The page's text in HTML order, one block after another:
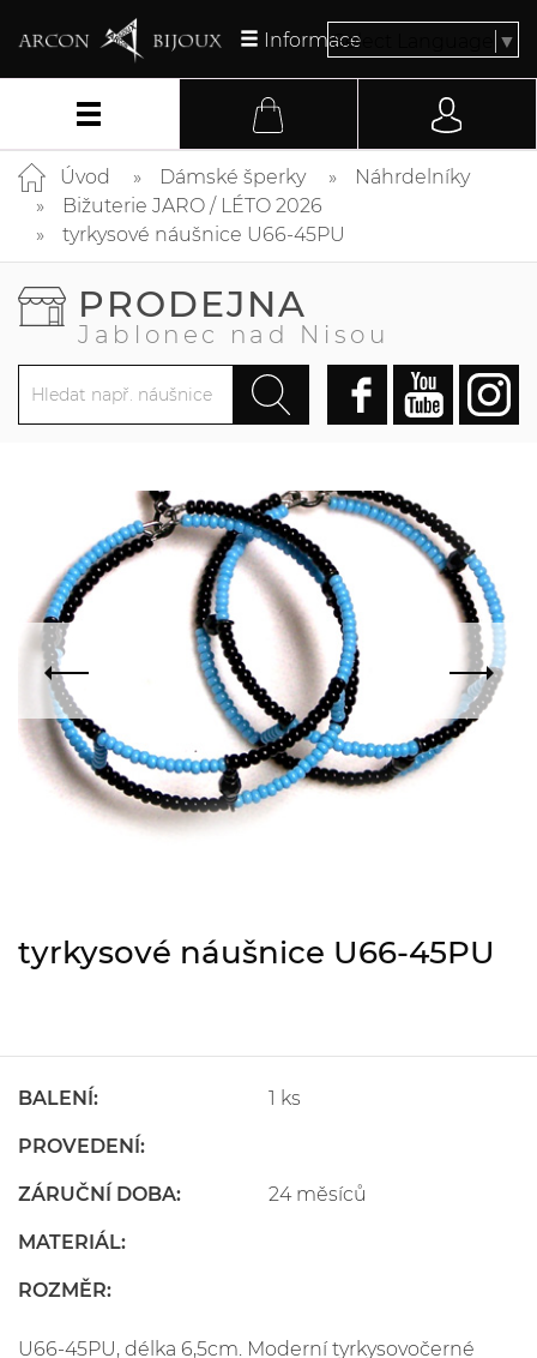
InformaceSelect Language ▼
Úvod Dámské šperky
Náhrdelníky
Bižuterie JARO / LÉTO 2026
tyrkysové náušnice U66-45PU
PRODEJNA
Jablonec nad Nisou
tyrkysové náušnice U66-45PU
BALENÍ: 1 ks
PROVEDENÍ:
ZÁRUČNÍ DOBA: 24 měsíců
MATERIÁL:
ROZMĚR:
U66-45PU, délka 6,5cm. Moderní tyrkysovočerné